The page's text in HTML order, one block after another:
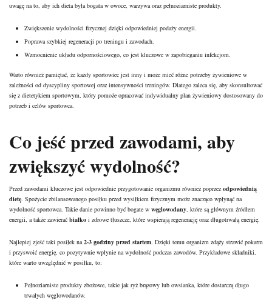
uwagę na to, aby ich dieta była bogata w owoce, warzywa oraz pełnoziarniste produkty.
Zwiększenie wydolności fizycznej dzięki odpowiedniej podaży energii.
Poprawa szybkiej regeneracji po treningu i zawodach.
Wzmocnienie układu odpornościowego, co jest kluczowe w zapobieganiu infekcjom.
Warto również pamiętać, że każdy sportowiec jest inny i może mieć różne potrzeby żywieniowe w
zależności od dyscypliny sportowej oraz intensywności treningów. Dlatego zaleca się, aby skonsultować
się z dietetykiem sportowym, który pomoże opracować indywidualny plan żywieniowy dostosowany do
potrzeb i celów sportowca.
Co jeść przed zawodami, aby
zwiększyć wydolność?
Przed zawodami kluczowe jest odpowiednie przygotowanie organizmu również poprzez odpowiednią
dietę. Spożycie zbilansowanego posiłku przed wysiłkiem fizycznym może znacząco wpłynąć na
wydolność sportowca. Takie danie powinno być bogate w węglowodany, które są głównym źródłem
energii, a także zawierać białko i zdrowe tłuszcze, które wspierają regenerację oraz długotrwałą energię.
Najlepiej zjeść taki posiłek na2-3 godziny przed startem. Dzięki temu organizm zdąży strawić pokarm
i przyswoić energię, co pozytywnie wpłynie na wydolność podczas zawodów. Przykładowe składniki,
które warto uwzględnić w posiłku, to:
Pełnoziarniste produkty zbożowe, takie jak ryż brązowy lub owsianka, które dostarczą długo
trwałych węglowodanów.